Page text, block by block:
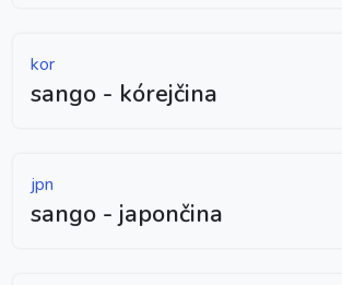
kor
sango - kórejčina
jpn
sango - japončina